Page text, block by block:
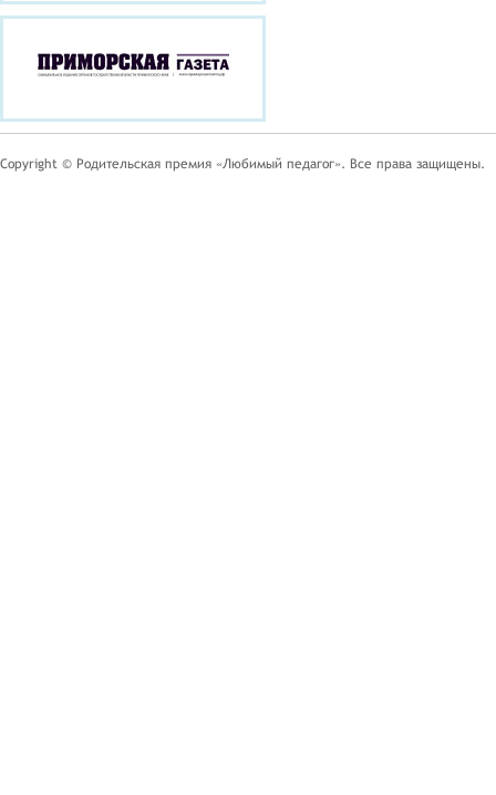
Copyright © Родительская премия «Любимый педагог». Все права защищены.